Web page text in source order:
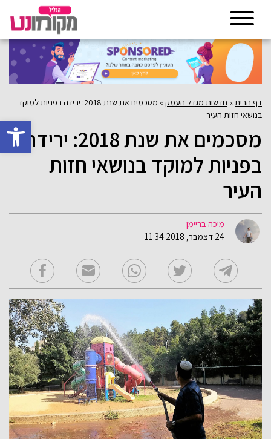
פתח
דף הבית » חדשות מגדל העמק»
מסכמים את שנת 2018: ירידה בפניות למוקד
בנושאי חזות העיר
מסכמים את שנת 2018: ירידה
בפניות למוקד בנושאי חזות
העיר
מיכה בריימן
24 דצמבר, 2018 11:34